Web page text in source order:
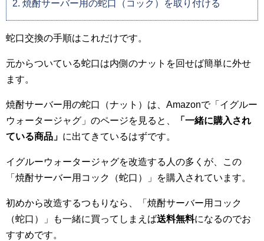
焼酎サーバー用の蛇口（コック）を取り付ける
蛇口交換の手順はこれだけです。
元からついている蛇口は内側のナットを回せば簡単に外せ
ます。
焼酎サーバー用の蛇口（ナット）は、Amazonで「イグルー
ウォータージャグ」のページを見ると、
「一緒に購入され
ている商品」 に出てきているはずです。
イグルーウォータージャグを改造する人の多くが、この
「焼酎サーバー用コック（蛇口）」を購入されています。
初めから改造するつもりなら、「焼酎サーバー用コック
（蛇口）」も一緒に買ってしまえば送料無料になるのでお
すすめです。